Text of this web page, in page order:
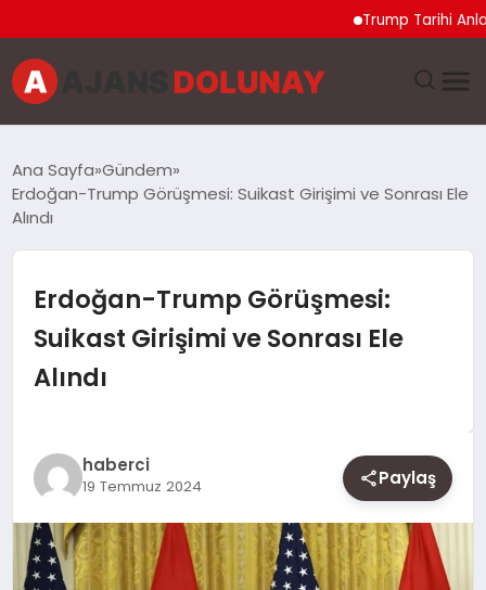
Trump Tarihi
EĞITIM
GÜNCEL
SAĞLIK
SIYASET
Ana Sayfa Gündem
Erdoğan-Trump Görüşmesi: Suikast Girişimi ve Sonrası Ele
Alındı
Erdoğan-Trump Görüşmesi:
Suikast Girişimi ve Sonrası Ele
Alındı
haberci
19 Temmuz 2024 Paylaş